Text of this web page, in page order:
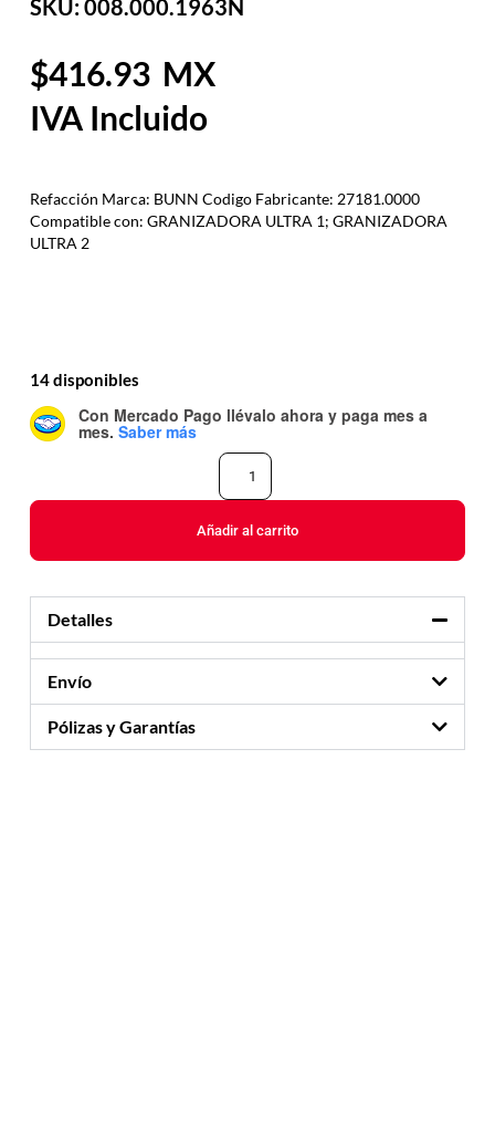
SKU: 008.000.1963N
416.93
Refacción Marca: BUNN Codigo Fabricante: 27181.0000
Compatible con: GRANIZADORA ULTRA 1; GRANIZADORA
ULTRA 2
14 disponibles
Con Mercado Pago llévalo ahora y paga mes a
mes. Saber más
Añadir al carrito
Detalles
Envío
Pólizas y Garantías